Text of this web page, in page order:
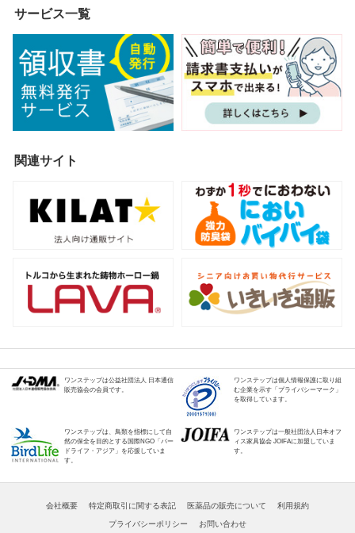
サービス一覧
関連サイト
ワンステップは公益社団法人 日本通信
販売協会の会員です。
ワンステップは個人情報保護に取り組
む企業を示す「プライバシーマーク」
を取得しています。
ワンステップは、鳥類を指標にして自
然の保全を目的とする国際NGO「バー
ドライフ・アジア」を応援していま
す。
ワンステップは一般社団法人日本オフ
ィス家具協会 JOIFAに加盟していま
す。
会社概要 特定商取引に関する表記 医薬品の販売について 利用規約
プライバシーポリシー お問い合わせ